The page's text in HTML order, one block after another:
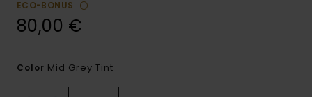
ECO-BONUS
80,00 €
Color Mid Grey Tint